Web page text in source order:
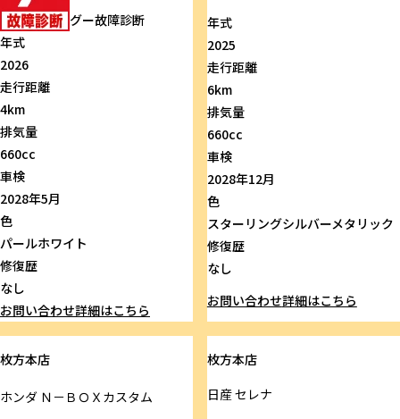
グー故障診断
年式
2026
走行距離
4km
排気量
660cc
車検
2028年5月
色
パールホワイト
修復歴
なし
お問い合わせ詳細はこちら
年式
2025
走行距離
6km
排気量
660cc
車検
2028年12月
色
スターリングシルバーメタリック
修復歴
なし
お問い合わせ詳細はこちら
枚方本店
ホンダ Ｎ－ＢＯＸカスタム
枚方本店
日産セレナ